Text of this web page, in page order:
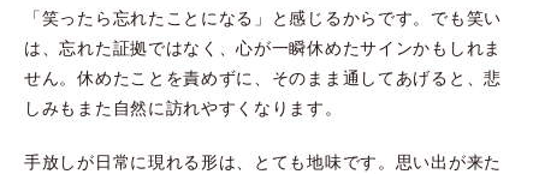
「笑ったら忘れたことになる」と感じるからです。でも笑い
は、忘れた証拠ではなく、心が一瞬休めたサインかもしれま
せん。休めたことを責めずに、そのまま通してあげると、悲
しみもまた自然に訪れやすくなります。
手放しが日常に現れる形は、とても地味です。思い出が来た